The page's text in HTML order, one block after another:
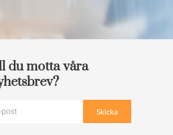
du motta våra
Skicka